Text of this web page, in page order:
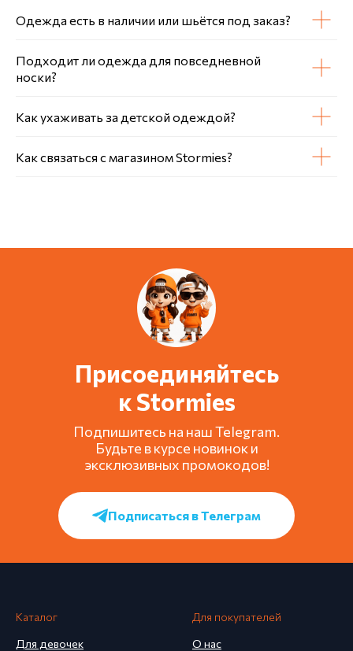
Одежда есть в наличии или шьётся под заказ?
Подходит ли одежда для повседневной
носки?
Как ухаживать за детской одеждой?
Как связаться с магазином Stormies?
Подпишитесь на наш Telegram.
Будьте в курсе новинок и
эксклюзивных промокодов!
Присоединяйтесь
к Stormies
Подписаться в Телеграм
Каталог
Для девочек
Для покупателей
О нас